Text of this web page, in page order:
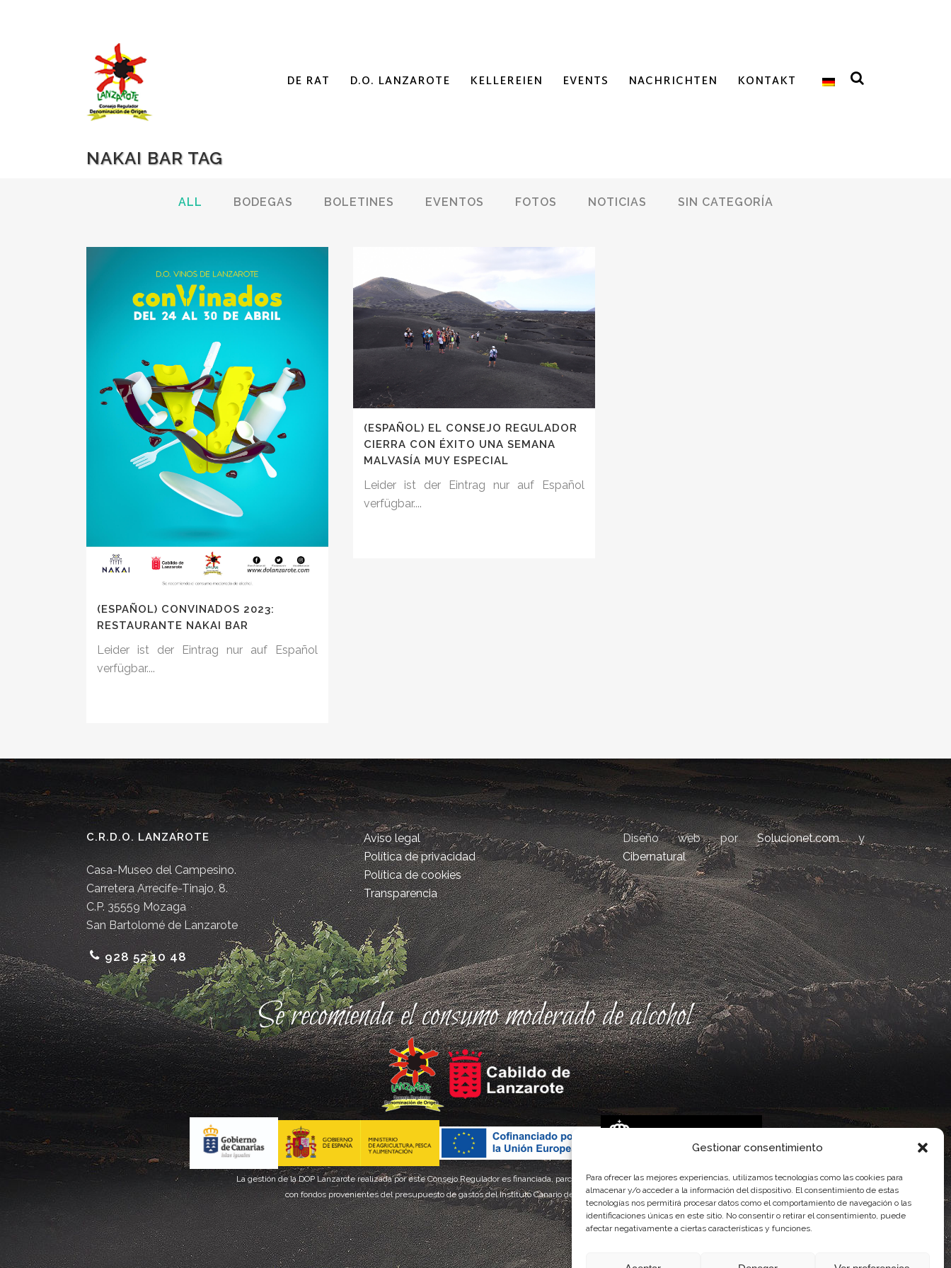
Gestionar consentimiento
Para ofrecer las mejores experiencias, utilizamos tecnologías como las cookies para
almacenar y/o acceder a la información del dispositivo. El consentimiento de estas
tecnologías nos permitirá procesar datos como el comportamiento de navegación o las
identificaciones únicas en este sitio. No consentir o retirar el consentimiento, puede
afectar negativamente a ciertas características y funciones.
DE RAT D.O. LANZAROTE KELLEREIEN EVENTS NACHRICHTEN KONTAKT
NAKAI BAR TAG
ALL BODEGAS BOLETINES EVENTOS FOTOS NOTICIAS SIN CATEGORÍA
(ESPAÑOL) CONVINADOS 2023:
RESTAURANTE NAKAI BAR
Leider ist der Eintrag nur auf Español
verfügbar....
(ESPAÑOL) EL CONSEJO REGULADOR
CIERRA CON ÉXITO UNA SEMANA
MALVASÍA MUY ESPECIAL
Leider ist der Eintrag nur auf Español
verfügbar....
C.R.D.O. LANZAROTE
Casa-Museo del Campesino.
Carretera Arrecife-Tinajo, 8.
C.P. 35559 Mozaga
San Bartolomé de Lanzarote
928 52 10 48
Aviso legal
Política de privacidad
Política de cookies
Transparencia
Diseño web porSolucionet.comy
Cibernatural
Se recomienda el consumo moderado de alcohol
La gestión de la DOP Lanzarote realizada por este Consejo Regulador es financiada, parcialmente, por el Gobierno de Canarias
con fondos provenientes del presupuesto de gastos del Instituto Canario de Calidad Agroalimentaria